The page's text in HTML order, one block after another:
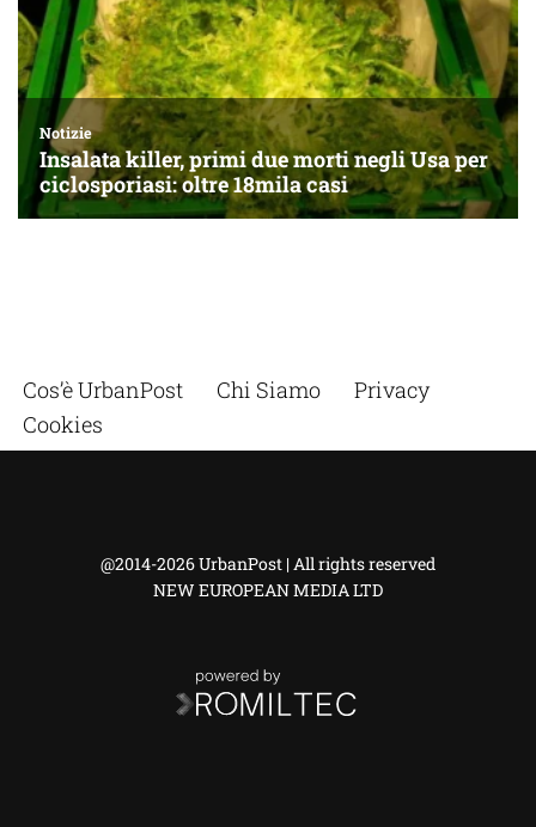
Cos’è UrbanPost Chi Siamo
Privacy
Cookies
@2014-2026 UrbanPost | All rights reserved
NEW EUROPEAN MEDIA LTD